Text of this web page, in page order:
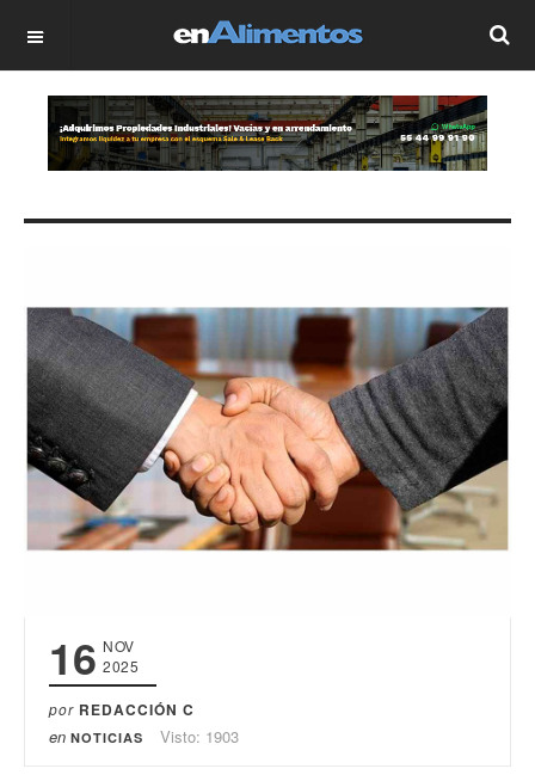
OFF CANVAS
16 NOV
2025
por REDACCIÓN C
en NOTICIAS Visto: 1903